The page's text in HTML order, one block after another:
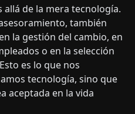
allá de la mera tecnología.
también
la gestión del cambio, en
o en la selección
es lo que nos
tecnología, sino que
aceptada en la vida